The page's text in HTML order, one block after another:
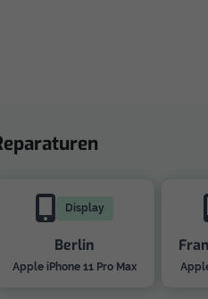
Display
Berlin
Apple iPhone 11 Pro Max